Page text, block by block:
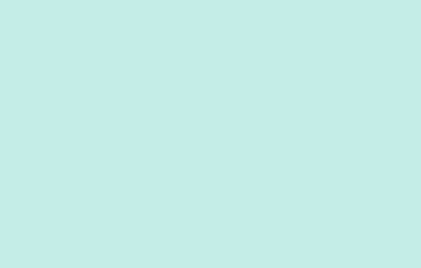
Stimuler régulièrement l’agilité